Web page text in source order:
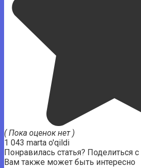
( Пока оценок нет )
1 043 marta o'qildi
Понравилась статья? Поделиться
Вам также может быть интересно